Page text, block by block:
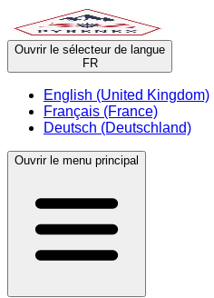
Ouvrir le sélecteur de langue
FR
English (United Kingdom)
Français (France)
Deutsch (Deutschland)
Ouvrir le menu principal